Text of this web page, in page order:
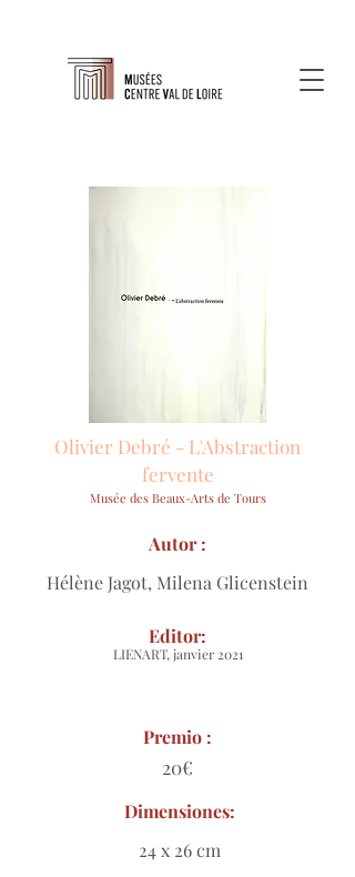
Olivier Debré - L'Abstraction
fervente
Musée des Beaux-Arts de Tours
Hélène Jagot, Milena Glicenstein
Autor :
LIENART, janvier 2021
Editor:
Premio :
20€
Dimensiones:
24 x 26 cm